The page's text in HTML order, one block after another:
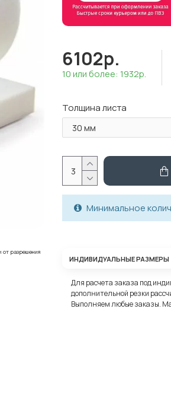
от разрешения
6102р.
10 или более: 1932р.
Толщина листа
Минимальное
ИНДИВИДУАЛЬНЫЕ РАЗМЕРЫ
Для расчета заказа под
дополнительной резки
Выполняем любые заказы.